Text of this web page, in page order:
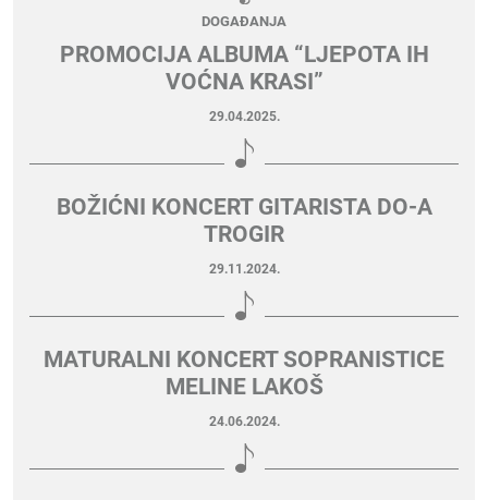
DOGAĐANJA
PROMOCIJA ALBUMA “LJEPOTA IH
VOĆNA KRASI”
29.04.2025.
BOŽIĆNI KONCERT GITARISTA DO-A
TROGIR
29.11.2024.
MATURALNI KONCERT SOPRANISTICE
MELINE LAKOŠ
24.06.2024.